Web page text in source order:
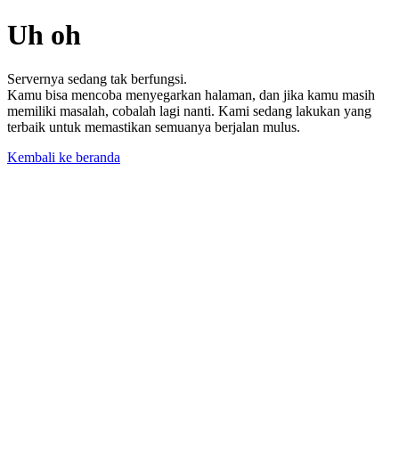
Uh oh
Servernya sedang tak berfungsi.
Kamu bisa mencoba menyegarkan halaman, dan jika kamu masih
memiliki masalah, cobalah lagi nanti. Kami sedang lakukan yang
terbaik untuk memastikan semuanya berjalan mulus.
Kembali ke beranda